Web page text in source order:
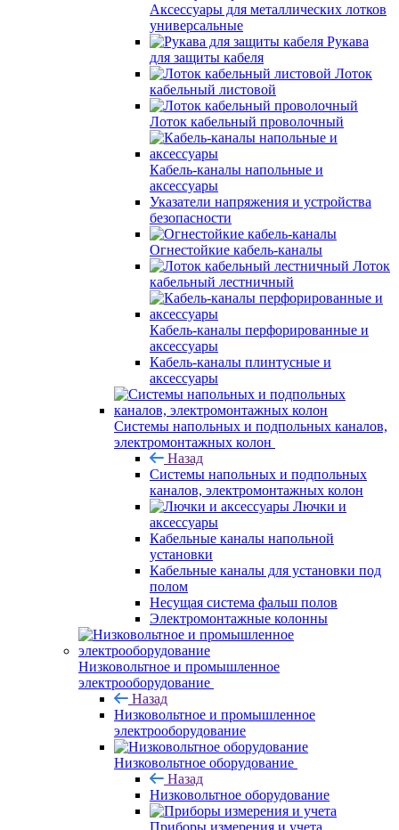
Аксессуары для металлических лотков
универсальные
Рукава
для защиты кабеля
Лоток
кабельный листовой
Лоток кабельный проволочный
Кабель-каналы напольные и
аксессуары
Указатели напряжения и устройства
безопасности
Огнестойкие кабель-каналы
Лоток
кабельный лестничный
Кабель-каналы перфорированные и
аксессуары
Кабель-каналы плинтусные и
аксессуары
Системы напольных и подпольных каналов,
электромонтажных колон
Назад
Системы напольных и подпольных
каналов, электромонтажных колон
Лючки и
аксессуары
Кабельные каналы напольной
установки
Кабельные каналы для установки под
полом
Несущая система фальш полов
Электромонтажные колонны
Низковольтное и промышленное
электрооборудование
Назад
Низковольтное и промышленное
электрооборудование
Низковольтное оборудование
Назад
Низковольтное оборудование
Приборы измерения и учета